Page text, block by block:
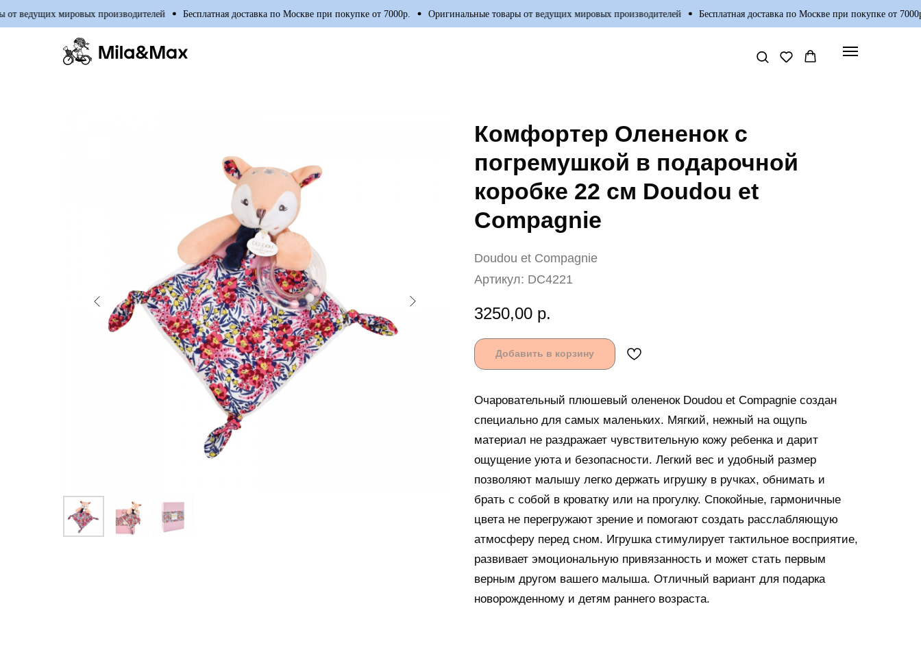
мировых производителей Бесплатная доставка по Москве при покупке от 7000р. Оригинальные товары от ведущих мировых производителей Бесплатная доставка по Москве при покупке от 7000р.
Комфортер Олененок с
погремушкой в подарочной
коробке 22 см Doudou et
Compagnie
Doudou et Compagnie
Артикул: DC4221
3250,00 р.
Добавить в корзину
Очаровательный плюшевый олененок Doudou et Compagnie создан
специально для самых маленьких. Мягкий, нежный на ощупь
материал не раздражает чувствительную кожу ребенка и дарит
ощущение уюта и безопасности. Легкий вес и удобный размер
позволяют малышу легко держать игрушку в ручках, обнимать и
брать с собой в кроватку или на прогулку. Спокойные, гармоничные
цвета не перегружают зрение и помогают создать расслабляющую
атмосферу перед сном. Игрушка стимулирует тактильное восприятие,
развивает эмоциональную привязанность и может стать первым
верным другом вашего малыша. Отличный вариант для подарка
новорожденному и детям раннего возраста.